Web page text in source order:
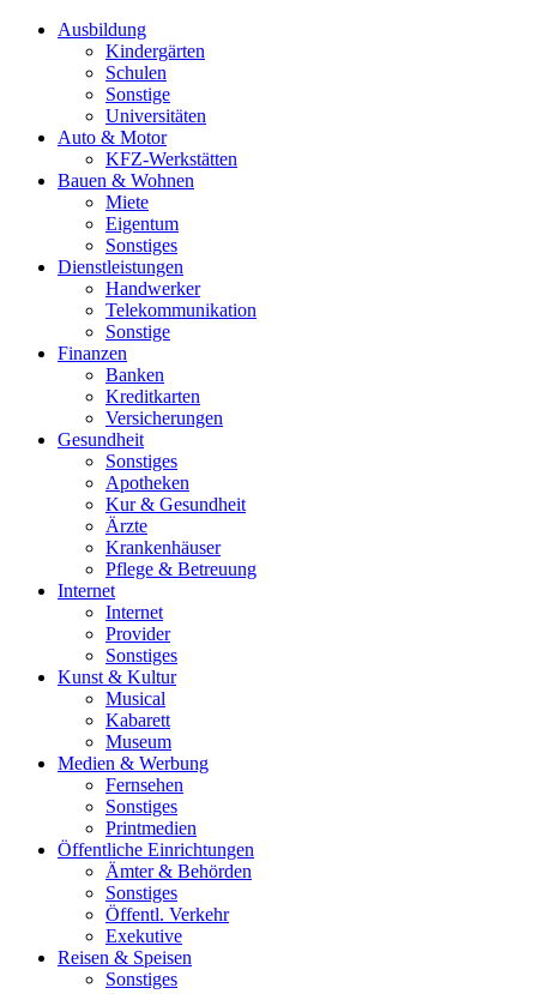
Ausbildung
Kindergärten
Schulen
Sonstige
Universitäten
Auto & Motor
KFZ-Werkstätten
Bauen & Wohnen
Miete
Eigentum
Sonstiges
Dienstleistungen
Handwerker
Telekommunikation
Sonstige
Finanzen
Banken
Kreditkarten
Versicherungen
Gesundheit
Sonstiges
Apotheken
Kur & Gesundheit
Ärzte
Krankenhäuser
Pflege & Betreuung
Internet
Internet
Provider
Sonstiges
Kunst & Kultur
Musical
Kabarett
Museum
Medien & Werbung
Fernsehen
Sonstiges
Printmedien
Öffentliche Einrichtungen
Ämter & Behörden
Sonstiges
Öffentl. Verkehr
Exekutive
Reisen & Speisen
Sonstiges